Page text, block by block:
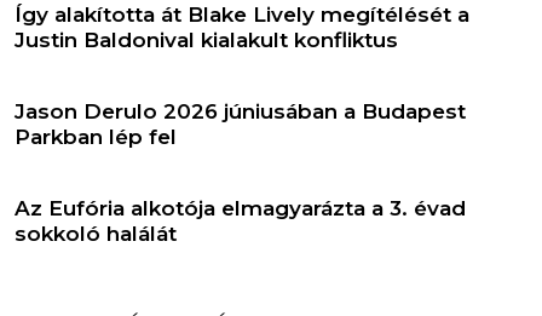
Így alakította át Blake Lively megítélését a
Justin Baldonival kialakult konfliktus
Jason Derulo 2026 júniusában a Budapest
Parkban lép fel
Az Eufória alkotója elmagyarázta a 3. évad
sokkoló halálát